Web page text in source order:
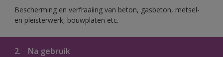
Bescherming en verfraaiing van beton, gasbeton, metsel-
en pleisterwerk, bouwplaten etc.
2. Na gebruik